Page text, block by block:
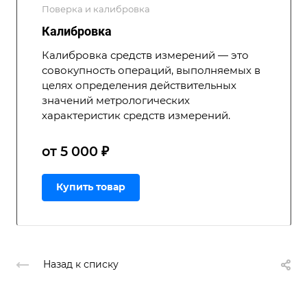
Поверка и калибровка
Калибровка
Калибровка средств измерений — это
совокупность операций, выполняемых в
целях определения действительных
значений метрологических
характеристик средств измерений.
от 5 000 ₽
Купить товар
Назад к списку